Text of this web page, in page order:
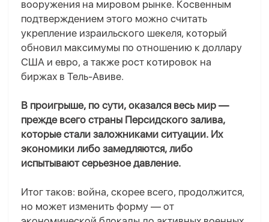
вооружения на мировом рынке. Косвенным
подтверждением этого можно считать
укрепление израильского шекеля, который
обновил максимумы по отношению к доллару
США и евро, а также рост котировок на
биржах в Тель-Авиве.
В проигрыше, по сути, оказался весь мир —
прежде всего страны Персидского залива,
которые стали заложниками ситуации. Их
экономики либо замедляются, либо
испытывают серьезное давление.
Итог таков: война, скорее всего, продолжится,
но может изменить форму — от